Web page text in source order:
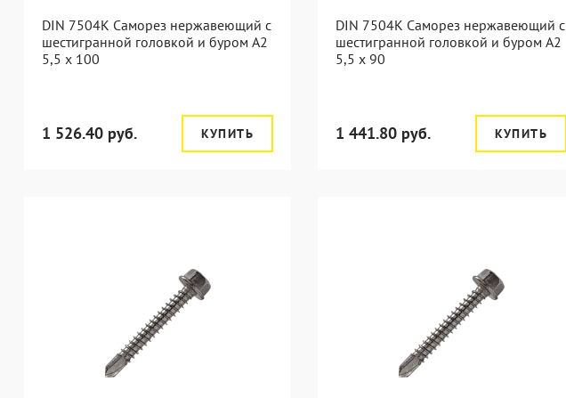
DIN 7504K Саморез нержавеющий с
шестигранной головкой и буром A2
5,5 x 100
1 526.40 руб. КУПИТЬ
DIN 7504K Саморез нержавеющий с
шестигранной головкой и буром A2
5,5 x 90
1 441.80 руб. КУПИТЬ